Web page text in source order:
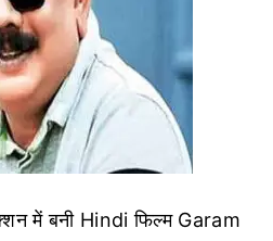
में बनी Hindi फिल्म Garam